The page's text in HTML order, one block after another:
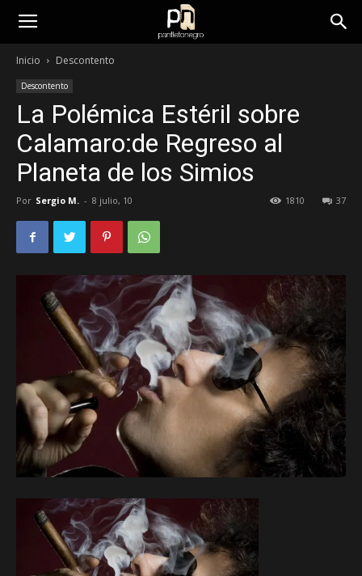
panfletonegro
Inicio Descontento
Descontento
La Polémica Estéril sobre
Calamaro:de Regreso al
Planeta de los Simios
Por Sergio M. - 8 julio, 10 37
1810